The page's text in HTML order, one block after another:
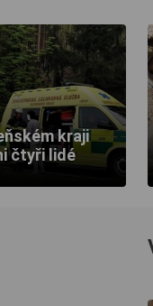
kraji
čtyři lidé